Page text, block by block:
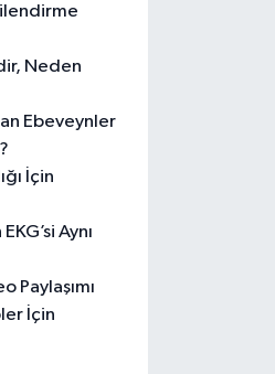
Neden
Ebeveynler
İçin
Aynı
Paylaşımı
İçin